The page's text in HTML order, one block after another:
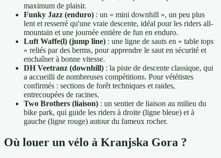
maximum de plaisir.
Funky Jazz (enduro) : un « mini downhill », un peu plus
lent et resserré qu'une vraie descente, idéal pour les riders all-
mountain et une journée entière de fun en enduro.
Luft Waffe(l) (jump line) : une ligne de sauts en « table tops
» reliés par des berms, pour apprendre le saut en sécurité et
enchaîner à bonne vitesse.
DH Veetranz (downhill) : la piste de descente classique, qui
a accueilli de nombreuses compétitions. Pour vététistes
confirmés : sections de forêt techniques et raides,
entrecoupées de racines.
Two Brothers (liaison) : un sentier de liaison au milieu du
bike park, qui guide les riders à droite (ligne bleue) et à
gauche (ligne rouge) autour du fameux rocher.
Où louer un vélo à Kranjska Gora ?